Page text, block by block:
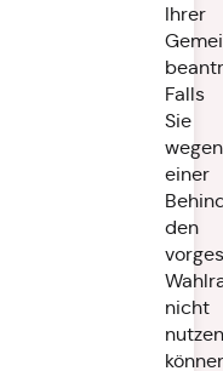
Ihrer
Falls
Sie
wegen
einer
den
nicht
nutzen